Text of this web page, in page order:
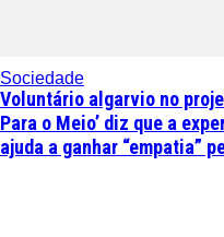
Sociedade
Voluntário algarvio no
Para o Meio’ diz que a
ajuda a ganhar “empatia”